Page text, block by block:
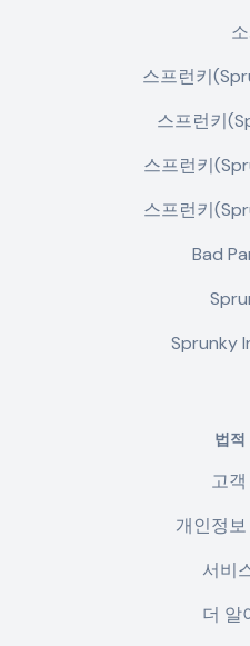
스프런키
스프런키
스프런키
스프런키
Bad
Sprunky
법
고
개인정
서비
더 알